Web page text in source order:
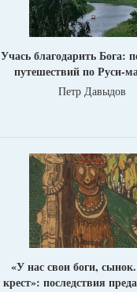
Учась благодарить Бога:
путешествий по Руси-
Петр Давыдов
«У нас свои боги,
крест»: последствия